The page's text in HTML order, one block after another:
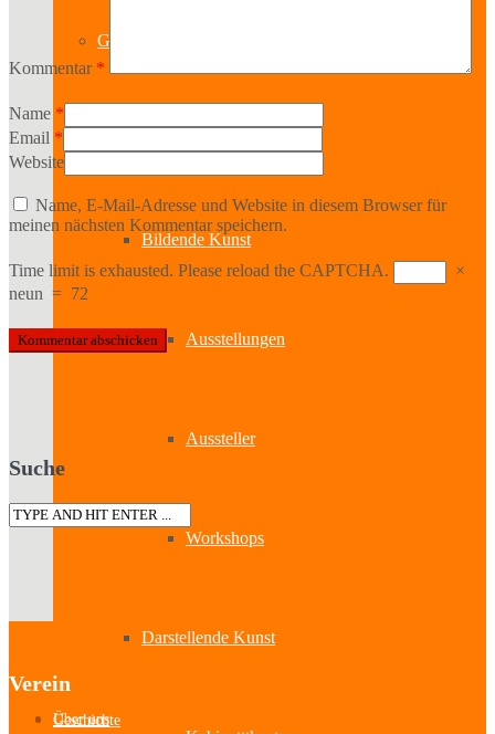
Geschichte
Bildende Kunst
Ausstellungen
Aussteller
Workshops
Darstellende Kunst
Kommentar *
Name *
Email *
Website
Name, E-Mail-Adresse und Website in diesem Browser für
meinen nächsten Kommentar speichern.
Time limit is exhausted. Please reload the CAPTCHA.
×
neun = 72
Suche
Verein
Über uns
Geschichte